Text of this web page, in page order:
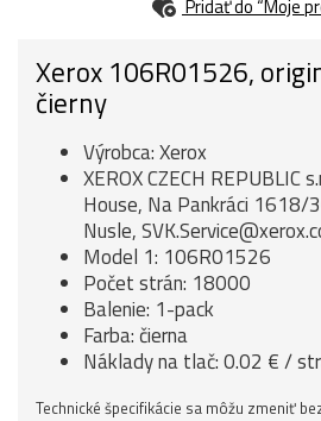
Pridať do “Moje
Xerox 106R01526,
čierny
Výrobca: Xerox
XEROX CZECH REPUBLIC
House, Na Pankráci
Nusle,
Model 1: 106R01526
Počet strán: 18000
Balenie: 1-pack
Farba: čierna
Náklady na tlač: 0.02 € /
Technické špecifikácie sa môžu zmeniť